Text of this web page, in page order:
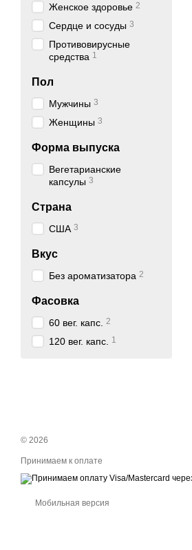
Женское здоровье 2
Сердце и сосуды 3
Противовирусные
средства 1
Пол
Мужчины 3
Женщины 3
Форма выпуска
Вегетарианские
капсулы 3
Страна
США 3
Вкус
Без ароматизатора 2
Фасовка
60 вег. капс. 2
120 вег. капс. 1
© 2026
Принимаем к оплате
Мобильная версия